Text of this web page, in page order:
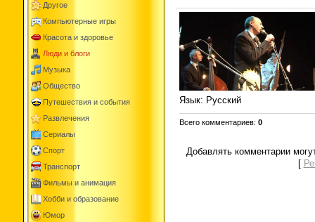
Другое
Компьютерные игры
Красота и здоровье
Люди и блоги
Музыка
Общество
Путешествия и события
Развлечения
Сериалы
Спорт
Транспорт
Фильмы и анимация
Хобби и образование
Юмор
Язык: Русский
Всего комментариев: 0
Добавлять комментарии
[